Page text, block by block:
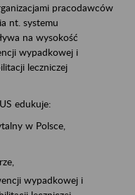
pracodawców
nt. systemu
na wysokość
wypadkowej i
leczniczej
edukuje:
w Polsce,
wypadkowej i